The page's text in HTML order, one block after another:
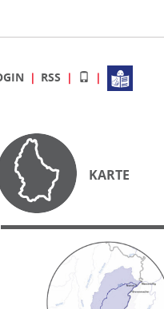
RSS
KARTE